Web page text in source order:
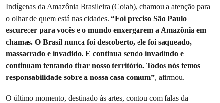
Indígenas da Amazônia Brasileira (Coiab), chamou a atenção para
o olhar de quem está nas cidades. “Foi preciso São Paulo
escurecer para vocês e o mundo enxergarem a Amazônia em
chamas. O Brasil nunca foi descoberto, ele foi saqueado,
massacrado e invadido. E continua sendo invadindo e
continuam tentando tirar nosso território. Todos nós temos
responsabilidade sobre a nossa casa comum”, afirmou.
O último momento, destinado às artes, contou com falas da